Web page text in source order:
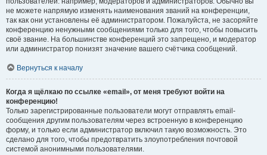
не можете напрямую изменять наименования званий на конференции,
так как они установлены её администратором. Пожалуйста, не засоряйте
конференцию ненужными сообщениями только для того, чтобы повысить
своё звание. На большинстве конференций это запрещено, и модератор
или администратор понизят значение вашего счётчика сообщений.
Вернуться к началу
Когда я щёлкаю по ссылке «email», от меня требуют войти на
конференцию!
Только зарегистрированные пользователи могут отправлять email-
сообщения другим пользователям через встроенную в конференцию
форму, и только если администратор включил такую возможность. Это
сделано для того, чтобы предотвратить злоупотребления почтовой
системой анонимными пользователями.